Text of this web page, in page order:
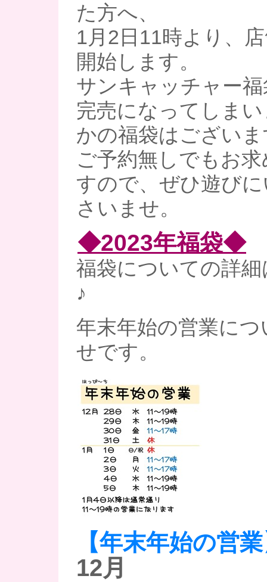
た方へ、
1月2日11時より、
開始します。
サンキャッチャー
完売になってしま
かの福袋はござい
ご予約無しでもお
すので、ぜひ遊び
さいませ。
◆2023年福袋◆
福袋についての詳
♪
年末年始の営業に
せです。
【年末年始の営
12月